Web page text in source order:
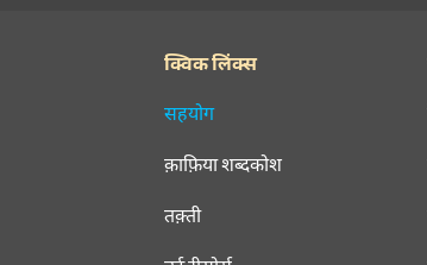
क्विक लिंक्स
सहयोग
क़ाफ़िया शब्दकोश
तक़्ती